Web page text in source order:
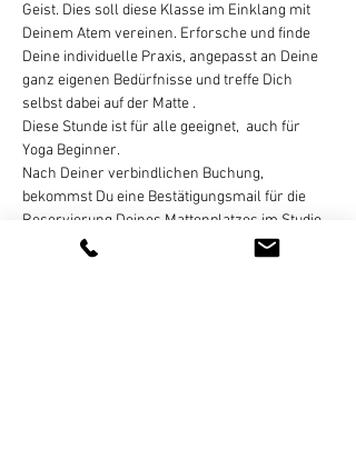
Geist. Dies soll diese Klasse im Einklang mit
Deinem Atem vereinen. Erforsche und finde
Deine individuelle Praxis, angepasst an Deine
ganz eigenen Bedürfnisse und treffe Dich
selbst dabei auf der Matte .
Diese Stunde ist für alle geeignet,  auch für
Yoga Beginner.
Nach Deiner verbindlichen Buchung,
bekommst Du eine Bestätigungsmail für die
Reservierung Deines Mattenplatzes im Studio.
Die Bezahlung erfolgt dann per Überweisung,